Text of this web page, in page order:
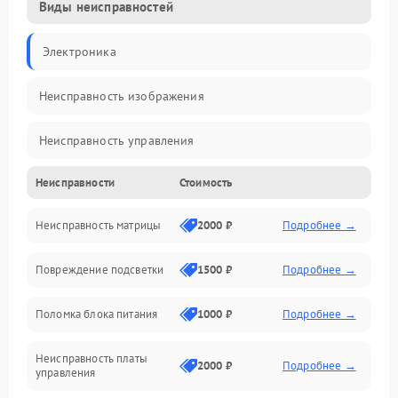
Виды неисправностей
Электроника
Неисправность изображения
Неисправность управления
Неисправность интерфейсов
Прочие неисправности
Неисправность звука
Механические повреждения
Неисправности Стоимость
Неисправность матрицы 2000 ₽ Подробнее →
Повреждение подсветки 1500 ₽ Подробнее →
Поломка блока питания 1000 ₽ Подробнее →
Неисправность платы
управления
2000 ₽ Подробнее →